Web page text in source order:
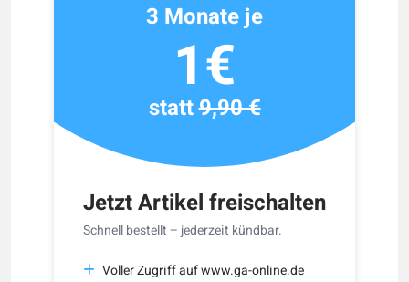
Jetzt Artikel freischalten
Schnell bestellt – jederzeit kündbar.
Voller Zugriff auf www.ga-online.de
3 Monate je
1€
statt9,90 €